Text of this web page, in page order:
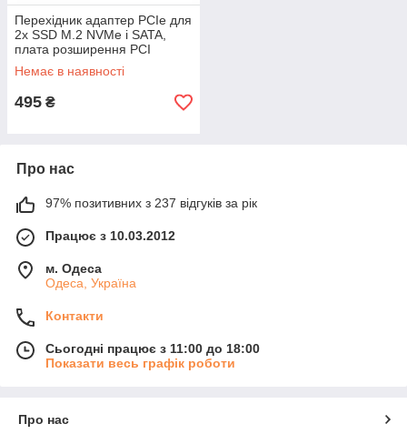
Перехідник адаптер PCIe для
2x SSD M.2 NVMe і SATA,
плата розширення PCI
Express 3.0 X4/X8/X16 для
комп'ютера
Немає в наявності
495 ₴
Про нас
97% позитивних з 237 відгуків за рік
Працює з 10.03.2012
м. Одеса
Одеса, Україна
Контакти
Сьогодні працює з 11:00 до 18:00
Показати весь графік роботи
Про нас